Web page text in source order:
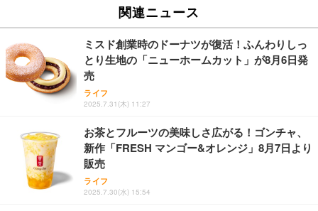
ト] [ギフトBox入り]
￥2,249
霧島酒造 チューパック黒霧島 25度 [ 焼酎 宮崎県 18
00ml×2本 ]
￥4,080
アサヒ スーパードライ [缶] 135ml x 24本 [ケース販
売] [アサヒ 国産 ビール 缶 ALC 5%] LT-1226
￥3,493
Shall we ダンス？
INI THE MOVIE『I Need I』
￥2,100
関連ニュース
ミスド創業時のドーナツが復活！ふんわりしっ
とり生地の「ニューホームカット」が8月6日発
売
ライフ
2025.7.31(木) 11:27
お茶とフルーツの美味しさ広がる！ゴンチャ、
新作「FRESH マンゴー&オレンジ」8月7日より
販売
ライフ
2025.7.30(水) 15:54